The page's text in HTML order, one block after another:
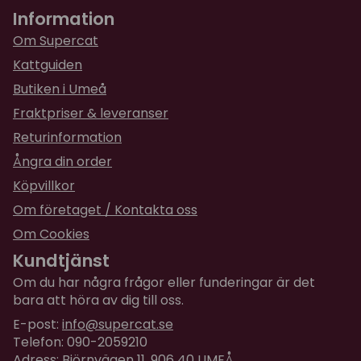
Takhöjd 243-268 cm = 15 cm mittpelare Ø 13 cm
Takhöjd 269-284 cm = 30 cm mittpelare Ø 13
cm
Takhöjd 285-299 cm = 45 cm mittpelare Ø13 cm
Placeras trädet i rum med takhöjd över 299 cm så
omfattas det inte av fabriksgaratin.
Obs! Frakt till ombud ingår i priset.
för 6 månader sedan
Snygg, enkel att montera
Information
Om Supercat
Kattguiden
Butiken i Umeå
Fraktpriser & leveranser
Returinformation
Ångra din order
Köpvillkor
Om företaget / Kontakta oss
Om Cookies
Kundtjänst
Om du har några frågor eller funderingar är det
bara att höra av dig till oss.
E-post: info@supercat.se
Telefon: 090-2059210